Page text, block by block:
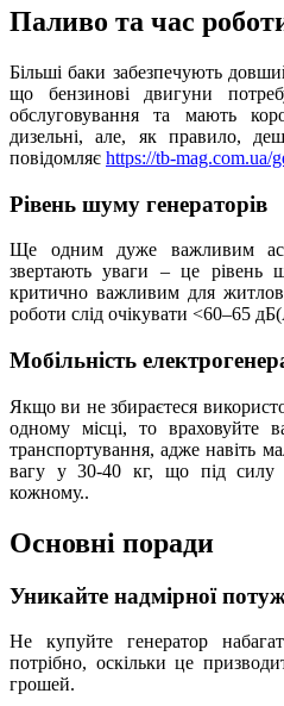
Паливо та час
Більші баки забезпечують
що бензинові двигуни
обслуговування та мають
дизельні, але, як правило,
повідомляє https://tb-mag.com.ua/
Рівень шуму генераторів
Ще одним дуже важливим
звертають уваги – це рівень
критично важливим для
роботи слід очікувати <60–65
Мобільність
Якщо ви не збираєтеся
одному місці, то враховуйте
транспортування, адже навіть
вагу у 30-40 кг, що під силу
кожному..
Основні поради
Уникайте надмірної
Не купуйте генератор
потрібно, оскільки це
грошей.